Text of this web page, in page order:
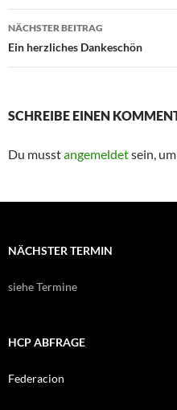
NÄCHSTER BEITRAG
Ein herzliches Dankeschön
SCHREIBE EINEN
Du musstangemeldetsein,
NÄCHSTER TERMIN
siehe Termine
HCP ABFRAGE
Federacion